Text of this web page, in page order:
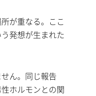
が重なる。ここ
発想が生まれた
ん。同じ報告
ホルモンとの関